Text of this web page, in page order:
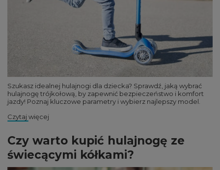
Szukasz idealnej hulajnogi dla dziecka? Sprawdź, jaką wybrać
hulajnogę trójkołową, by zapewnić bezpieczeństwo i komfort
jazdy! Poznaj kluczowe parametry i wybierz najlepszy model.
Czytaj więcej
Czy warto kupić hulajnogę ze
świecącymi kółkami?